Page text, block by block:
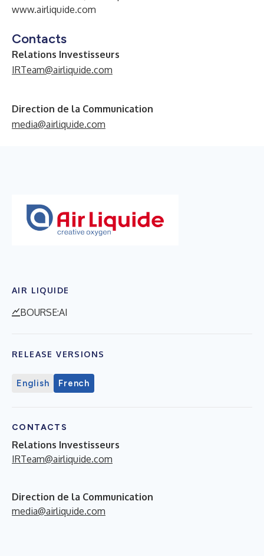
www.airliquide.com
Contacts
Relations Investisseurs
IRTeam@airliquide.com
Direction de la Communication
media@airliquide.com
AIR LIQUIDE
BOURSE:AI
RELEASE VERSIONS
English French
CONTACTS
Relations Investisseurs
IRTeam@airliquide.com
Direction de la Communication
media@airliquide.com